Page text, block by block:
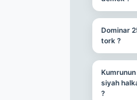
Dominar
tork ?
siyah
?